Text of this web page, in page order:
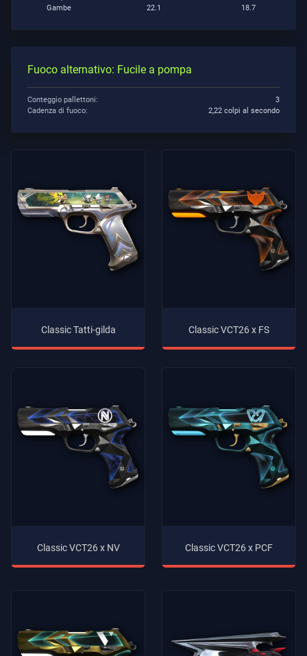
Notizie
Gli
Gambe
22.1 18.7
Fuoco alternativo: Fucile a pompa
Conteggio pallettoni:
3
Cadenza di fuoco:
2,22 colpi al secondo
Classic Tatti-gilda Classic VCT26 x FS
Classic VCT26 x NV Classic VCT26 x PCF